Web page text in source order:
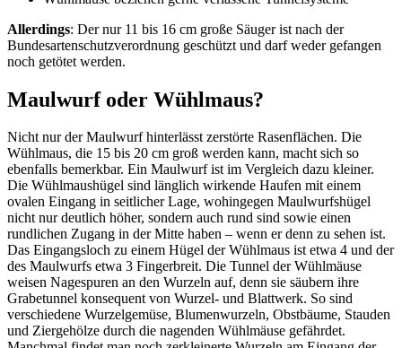
Allerdings: Der nur 11 bis 16 cm große Säuger ist nach der
Bundesartenschutzverordnung geschützt und darf weder gefangen
noch getötet werden.
Maulwurf oder Wühlmaus?
Nicht nur der Maulwurf hinterlässt zerstörte Rasenflächen. Die
Wühlmaus, die 15 bis 20 cm groß werden kann, macht sich so
ebenfalls bemerkbar. Ein Maulwurf ist im Vergleich dazu kleiner.
Die Wühlmaushügel sind länglich wirkende Haufen mit einem
ovalen Eingang in seitlicher Lage, wohingegen Maulwurfshügel
nicht nur deutlich höher, sondern auch rund sind sowie einen
rundlichen Zugang in der Mitte haben – wenn er denn zu sehen ist.
Das Eingangsloch zu einem Hügel der Wühlmaus ist etwa 4 und der
des Maulwurfs etwa 3 Fingerbreit. Die Tunnel der Wühlmäuse
weisen Nagespuren an den Wurzeln auf, denn sie säubern ihre
Grabetunnel konsequent von Wurzel- und Blattwerk. So sind
verschiedene Wurzelgemüse, Blumenwurzeln, Obstbäume, Stauden
und Ziergehölze durch die nagenden Wühlmäuse gefährdet.